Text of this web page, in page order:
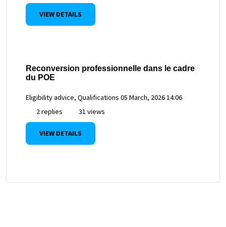
VIEW DETAILS
Reconversion professionnelle dans le cadre
du POE
Eligibility advice, Qualifications 05 March, 2026 14:06
2 replies
31 views
VIEW DETAILS